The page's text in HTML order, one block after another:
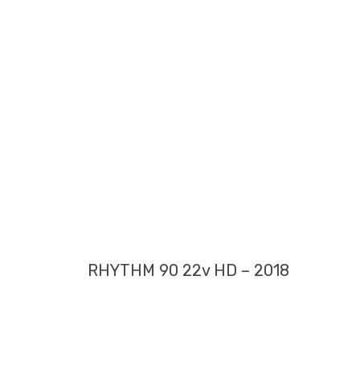
RHYTHM 90 22v HD – 2018